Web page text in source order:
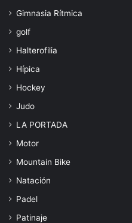
Gimnasia Rítmica
golf
Halterofilia
Hípica
Hockey
Judo
LA PORTADA
Motor
Mountain Bike
Natación
Padel
Patinaje